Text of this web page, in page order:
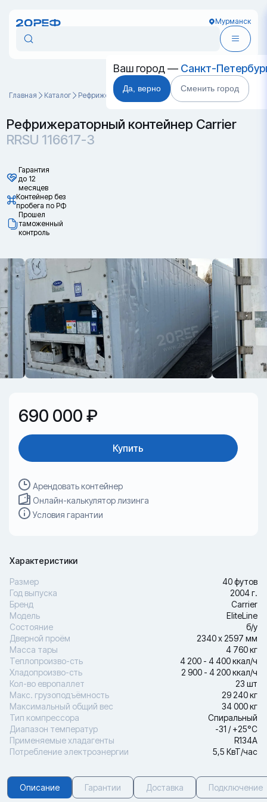
Мурманск
Ваш город — Санкт-
Да, верно Сменить город
Главная Каталог Рефрижераторные контейнеры RRSU 116617-3
Рефрижераторный контейнер Carrier
RRSU 116617-3
Гарантия
до 12
месяцев
Контейнер без
пробега по РФ
Прошел
таможенный
контроль
690 000 ₽
Купить
Арендовать контейнер
Онлайн-калькулятор лизинга
Условия гарантии
Характеристики
Размер
40 футов
Год выпуска
2004 г.
Бренд
Carrier
Модель
EliteLine
Состояние
б/у
Дверной проём
2340 х 2597 мм
Масса тары
4 760 кг
Теплопроизво-сть
4 200 - 4 400 ккал/ч
Хладопроизво-сть
2 900 - 4 200 ккал/ч
Кол-во европаллет
23 шт
Макс. грузоподъёмность
29 240 кг
Максимальный общий вес
34 000 кг
Тип компрессора
Спиральный
Диапазон температур
-31 / +25°С
Применяемые хладагенты
R134A
Потребление электроэнергии
5,5 КвТ/час
Описание Гарантии Доставка Подключение